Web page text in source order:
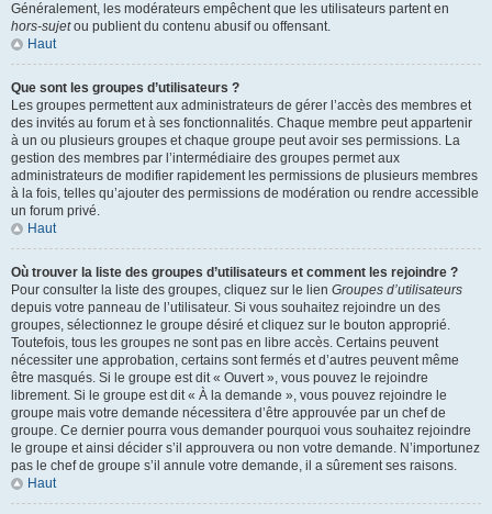
Généralement, les modérateurs empêchent que les utilisateurs partent en
hors-sujetou publient du contenu abusif ou offensant.
Haut
Que sont les groupes d’utilisateurs ?
Les groupes permettent aux administrateurs de gérer l’accès des membres et
des invités au forum et à ses fonctionnalités. Chaque membre peut appartenir
à un ou plusieurs groupes et chaque groupe peut avoir ses permissions. La
gestion des membres par l’intermédiaire des groupes permet aux
administrateurs de modifier rapidement les permissions de plusieurs membres
à la fois, telles qu’ajouter des permissions de modération ou rendre accessible
un forum privé.
Haut
Où trouver la liste des groupes d’utilisateurs et comment les rejoindre ?
Pour consulter la liste des groupes, cliquez sur le lien Groupes d’utilisateurs
depuis votre panneau de l’utilisateur. Si vous souhaitez rejoindre un des
groupes, sélectionnez le groupe désiré et cliquez sur le bouton approprié.
Toutefois, tous les groupes ne sont pas en libre accès. Certains peuvent
nécessiter une approbation, certains sont fermés et d’autres peuvent même
être masqués. Si le groupe est dit « Ouvert », vous pouvez le rejoindre
librement. Si le groupe est dit « À la demande », vous pouvez rejoindre le
groupe mais votre demande nécessitera d’être approuvée par un chef de
groupe. Ce dernier pourra vous demander pourquoi vous souhaitez rejoindre
le groupe et ainsi décider s’il approuvera ou non votre demande. N’importunez
pas le chef de groupe s’il annule votre demande, il a sûrement ses raisons.
Haut